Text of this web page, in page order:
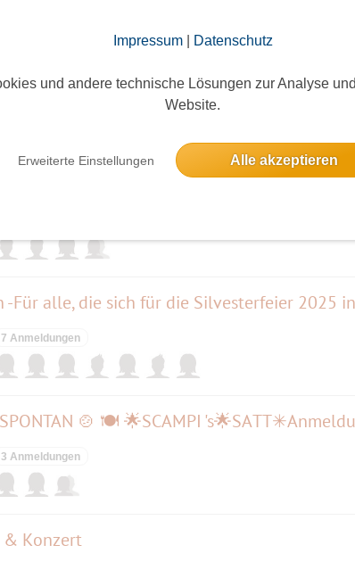
Impressum| Datenschutz
und andere technische Lösungen zur Analyse
Website.
Erweiterte Einstellungen Alle akzeptieren
Trattoria Pizzeria Salento
Märkischen Schweiz
7 Anmeldungen
3 Anmeldungen
& Konzert